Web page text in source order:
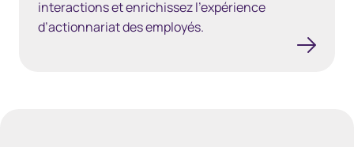
interactions et enrichissez l’expérience
d’actionnariat des employés.